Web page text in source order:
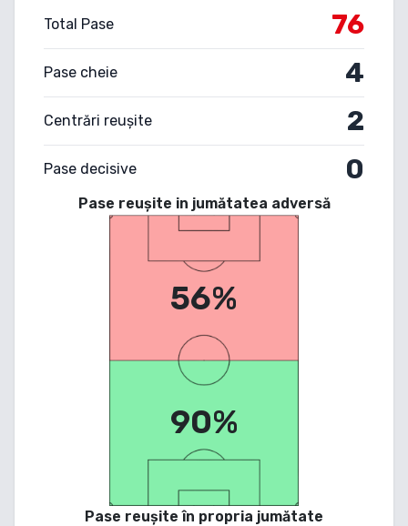
Total Pase 76
Pase cheie 4
Centrări reușite 2
Pase decisive 0
Pase reușite in jumătatea adversă
56%
90%
Pase reușite în propria jumătate